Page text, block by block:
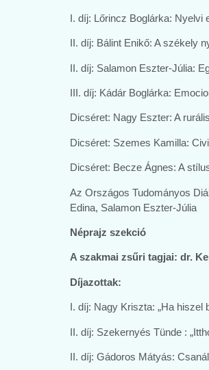
I. díj: Lőrincz Boglárka: Nyelvi
II. díj: Bálint Enikő: A székely
II. díj: Salamon Eszter-Júlia:
III. díj: Kádár Boglárka:
Dicséret: Nagy Eszter: A
Dicséret: Szemes Kamilla:
Dicséret: Becze Ágnes: A
Az Országos Tudományos
Edina, Salamon Eszter-Júlia
Néprajz szekció
A szakmai zsűri tagjai: dr.
Díjazottak:
I. díj: Nagy Kriszta: „Ha hiszel
II. díj: Szekernyés Tünde :
II. díj: Gádoros Mátyás: